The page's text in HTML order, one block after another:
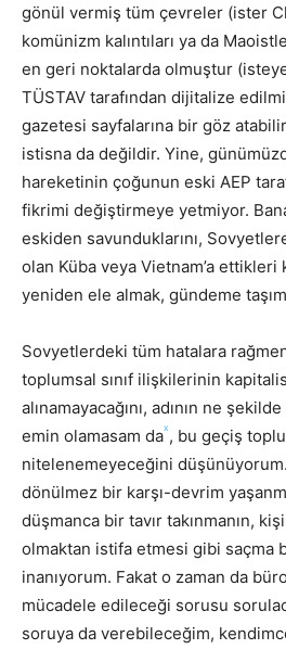
gönül vermiş tüm çevreler (ister
komünizm kalıntıları ya da
en geri noktalarda olmuştur
TÜSTAV tarafından dijitalize
gazetesi sayfalarına bir göz
istisna da değildir. Yine,
hareketinin çoğunun eski AEP
fikrimi değiştirmeye yetmiyor.
eskiden savunduklarını,
olan Küba veya Vietnam’a
yeniden ele almak, gündeme
Sovyetlerdeki tüm hatalara
toplumsal sınıf ilişkilerinin
alınamayacağını, adının ne
emin olamasam dax , bu geçiş
nitelenemeyeceğini
dönülmez bir karşı-devrim
düşmanca bir tavır takınmanın,
olmaktan istifa etmesi gibi saçma
inanıyorum. Fakat o zaman da
mücadele edileceği sorusu
soruya da verebileceğim,